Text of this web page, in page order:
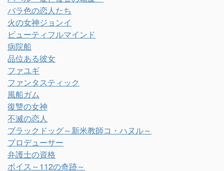
バラ色の恋人たち
火の女神ジョンイ
ビューティフルマインド
病院船
品位ある彼女
ファユギ
ファンタスティック
風船ガム
復讐の女神
不滅の恋人
ブラックドッグ～新米教師コ・ハヌル～
プロデューサー
弁護士の資格
ボイス～112の奇跡～